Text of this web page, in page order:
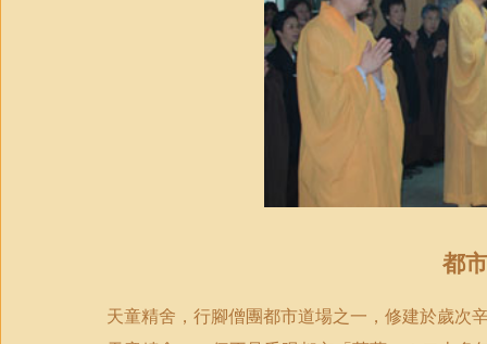
都
天童精舍，行腳僧團都市道場之一，修建於歲次